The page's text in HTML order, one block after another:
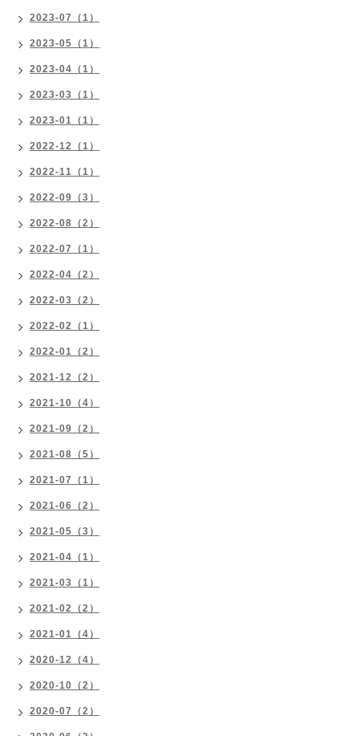
2023-07（1）
2023-05（1）
2023-04（1）
2023-03（1）
2023-01（1）
2022-12（1）
2022-11（1）
2022-09（3）
2022-08（2）
2022-07（1）
2022-04（2）
2022-03（2）
2022-02（1）
2022-01（2）
2021-12（2）
2021-10（4）
2021-09（2）
2021-08（5）
2021-07（1）
2021-06（2）
2021-05（3）
2021-04（1）
2021-03（1）
2021-02（2）
2021-01（4）
2020-12（4）
2020-10（2）
2020-07（2）